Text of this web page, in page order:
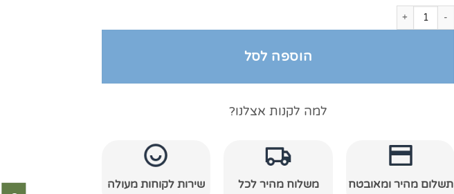
כמות של חלוק רחצה מגבת עם כובע קרם
הוספה לסל
למה לקנות אצלנו?
תשלום מהיר ומאובטח
משלוח מהיר לכל
שירות לקוחות מעולה